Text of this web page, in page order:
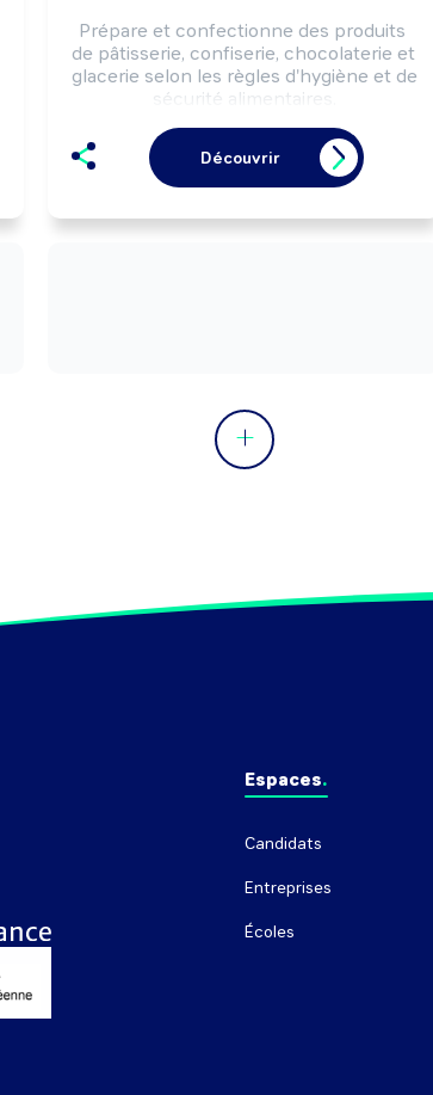
Prépare et confectionne des produits
de pâtisserie, confiserie, chocolaterie et
glacerie selon les règles d'hygiène et de
sécurité alimentaires.
pâtisserie, confiserie, chocolaterie et
glacerie.
Peut gérer un commerce de détail
chocolaterie, glacier, ...).
Découvrir
Espaces
Candidats
Entreprises
Écoles